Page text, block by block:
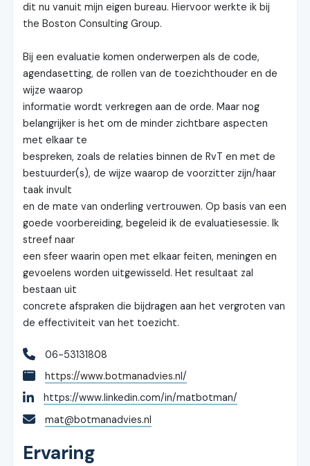
dit nu vanuit mijn eigen bureau. Hiervoor werkte ik bij
the Boston Consulting Group.
Bij een evaluatie komen onderwerpen als de code,
agendasetting, de rollen van de toezichthouder en de
wijze waarop
informatie wordt verkregen aan de orde. Maar nog
belangrijker is het om de minder zichtbare aspecten
met elkaar te
bespreken, zoals de relaties binnen de RvT en met de
bestuurder(s), de wijze waarop de voorzitter zijn/haar
taak invult
en de mate van onderling vertrouwen. Op basis van een
goede voorbereiding, begeleid ik de evaluatiesessie. Ik
streef naar
een sfeer waarin open met elkaar feiten, meningen en
gevoelens worden uitgewisseld. Het resultaat zal
bestaan uit
concrete afspraken die bijdragen aan het vergroten van
de effectiviteit van het toezicht.
06-53131808
https://www.botmanadvies.nl/
https://www.linkedin.com/in/matbotman/
mat@botmanadvies.nl
Ervaring